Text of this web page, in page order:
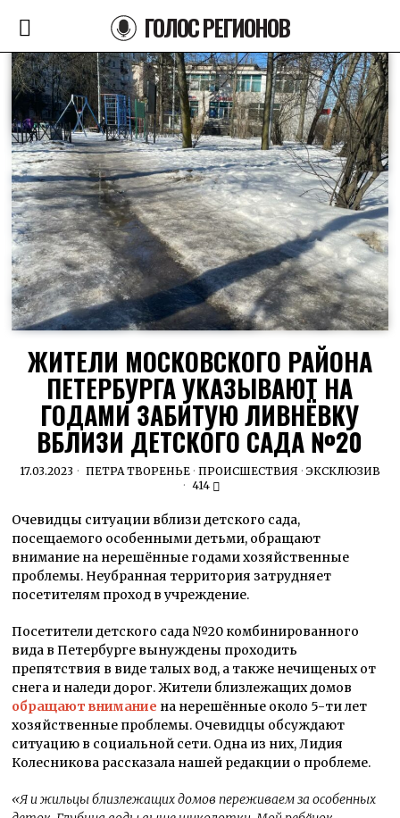
ГОЛОС РЕГИОНОВ
ЖИТЕЛИ МОСКОВСКОГО РАЙОНА
ПЕТЕРБУРГА УКАЗЫВАЮТ НА
ГОДАМИ ЗАБИТУЮ ЛИВНЁВКУ
ВБЛИЗИ ДЕТСКОГО САДА №20
17.03.2023 ПЕТРА ТВОРЕНЬЕ · ПРОИСШЕСТВИЯ · ЭКСКЛЮЗИВ
414
Очевидцы ситуации вблизи детского сада,
посещаемого особенными детьми, обращают
внимание на нерешённые годами хозяйственные
проблемы. Неубранная территория затрудняет
посетителям проход в учреждение.
Посетители детского сада №20 комбинированного
вида в Петербурге вынуждены проходить
препятствия в виде талых вод, а также нечищеных от
снега и наледи дорог. Жители близлежащих домов
обращают внимание на нерешённые около 5-ти лет
хозяйственные проблемы. Очевидцы обсуждают
ситуацию в социальной сети. Одна из них, Лидия
Колесникова рассказала нашей редакции о проблеме.
«Я и жильцы близлежащих домов переживаем за особенных